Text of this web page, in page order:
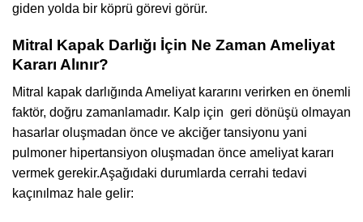
giden yolda bir köprü görevi görür.
Mitral Kapak Darlığı İçin Ne Zaman Ameliyat
Kararı Alınır?
Mitral kapak darlığında Ameliyat kararını verirken en önemli
faktör, doğru zamanlamadır. Kalp için geri dönüşü olmayan
hasarlar oluşmadan önce ve akciğer tansiyonu yani
pulmoner hipertansiyon oluşmadan önce ameliyat kararı
vermek gerekir.Aşağıdaki durumlarda cerrahi tedavi
kaçınılmaz hale gelir: